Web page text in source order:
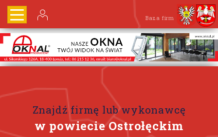
Baza firm
Znajdź firmę lub wykonawcę
w powiecie Ostrołęckim